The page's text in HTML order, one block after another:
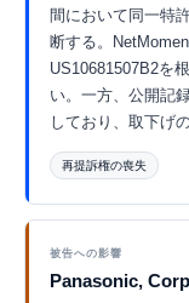
間において同一特
断する。
US10681507B2を
い。一方、公開記
しており、取下げ
再提訴権の喪失
被告への影響
Panasonic,